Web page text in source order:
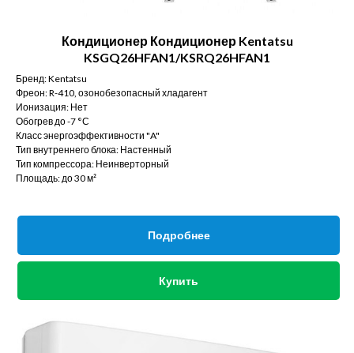
Кондиционер Кондиционер Kentatsu
KSGQ26HFAN1/KSRQ26HFAN1
Бренд: Kentatsu
Фреон: R-410, озонобезопасный хладагент
Ионизация: Нет
Обогрев до -7 °С
Класс энергоэффективности "A"
Тип внутреннего блока: Настенный
Тип компрессора: Неинверторный
Площадь: до 30 м²
Подробнее
Купить